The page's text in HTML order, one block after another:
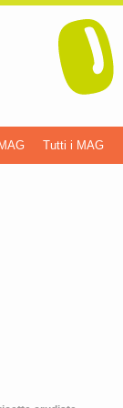
Tutti i MAG